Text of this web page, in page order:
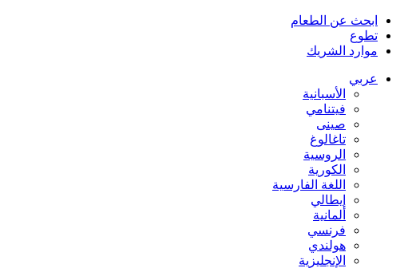
ابحث عن الطعام
تطوع
موارد الشريك
عربي
الأسبانية
فيتنامي
صينى
تاغالوغ
الروسية
الكورية
اللغة الفارسية
إيطالي
ألمانية
فرنسي
هولندي
الإنجليزية